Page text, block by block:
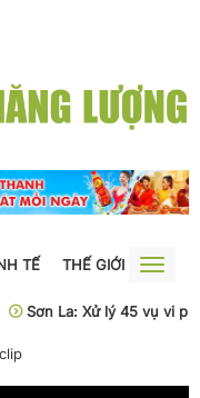
TẾ THẾ GIỚI
Toggle
Sơn La: Xử lý 45 vụ vi